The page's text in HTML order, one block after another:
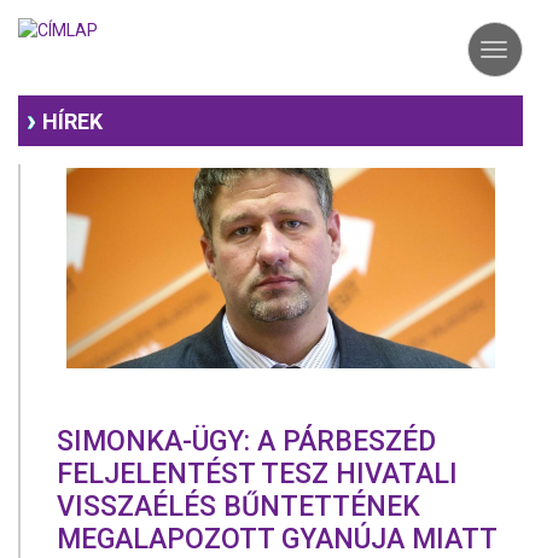
HÍREK
SIMONKA-ÜGY: A PÁRBESZÉD
FELJELENTÉST TESZ HIVATALI
VISSZAÉLÉS BŰNTETTÉNEK
MEGALAPOZOTT GYANÚJA MIATT